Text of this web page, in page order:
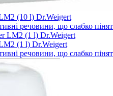
(10 l) Dr.Weigert
речовини, що слабко
(1 l) Dr.Weigert
речовини, що слабко